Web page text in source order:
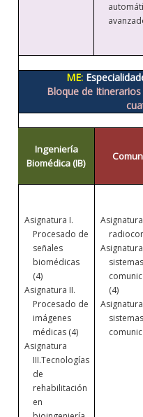
ME:
Bloque de Itinerarios
Ingeniería
Biomédica (IB)
Asignatura I.
Procesado de
señales
biomédicas
(4)
Asignatura II.
Procesado de
imágenes
médicas (4)
Asignatura
III.Tecnologías
de
rehabilitación
en
(4)
Asignatura